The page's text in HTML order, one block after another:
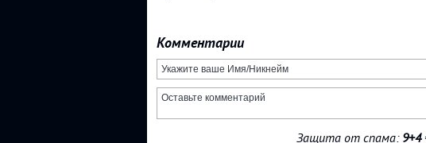
Комментарии
Защита от спама: 9+4